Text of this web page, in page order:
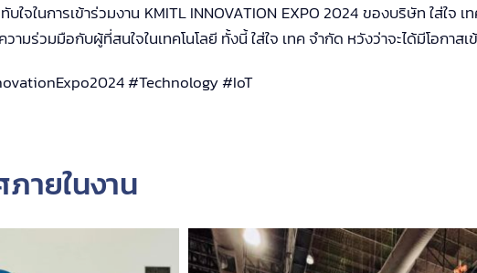
ใจในการเข้าร่วมงาน KMITL INNOVATION EXPO 2024 ของบริษัท ใส่ใจ
วามร่วมมือกับผู้ที่สนใจในเทคโนโลยี ทั้งนี้ ใส่ใจ เทค จำกัด หวังว่าจะได้มีโอกา
#Technology #IoT
ายในงาน